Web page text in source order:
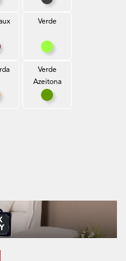
Preto
Verde
Verde
Verde
Azeitona
Verde Azeitona